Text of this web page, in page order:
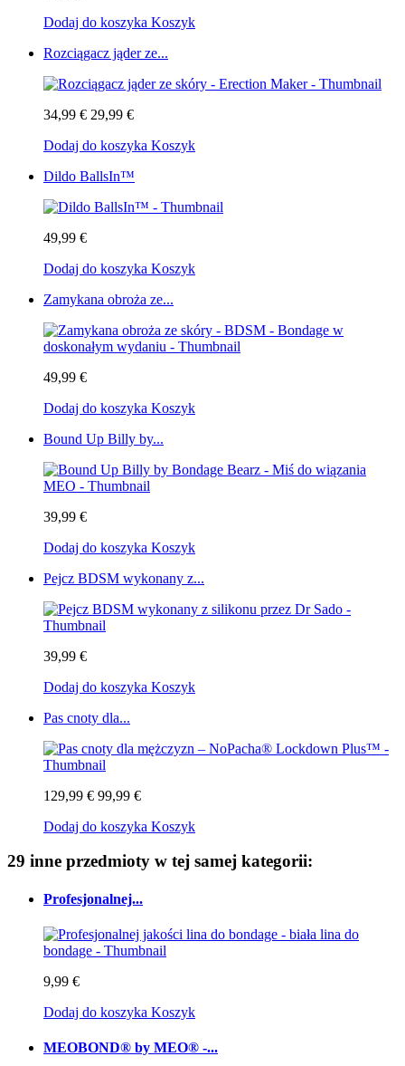
Dodaj do koszyka Koszyk
Rozciągacz jąder ze...
34,99 € 29,99 €
Dodaj do koszyka Koszyk
Dildo BallsIn™
49,99 €
Dodaj do koszyka Koszyk
Zamykana obroża ze...
49,99 €
Dodaj do koszyka Koszyk
Bound Up Billy by...
39,99 €
Dodaj do koszyka Koszyk
Pejcz BDSM wykonany z...
39,99 €
Dodaj do koszyka Koszyk
Pas cnoty dla...
129,99 € 99,99 €
Dodaj do koszyka Koszyk
29 inne przedmioty w tej samej kategorii:
Profesjonalnej...
9,99 €
Dodaj do koszyka Koszyk
MEOBOND® by MEO® -...